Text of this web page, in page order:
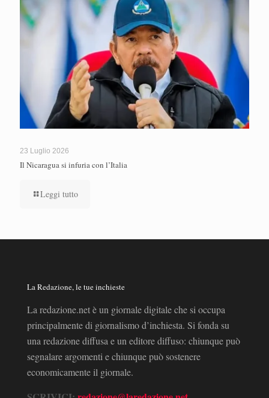
23 Luglio 2026
Il Nicaragua si infuria con l’Italia
Leggi tutto
La Redazione, le tue inchieste
La redazione.net è un giornale digitale che si occupa
principalmente di giornalismo d’inchiesta. Si fonda su
una redazione diffusa e un editore diffuso: chiunque può
segnalare argomenti e chiunque può sostenere
economicamente il giornale.